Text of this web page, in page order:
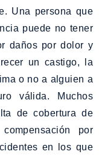
Una persona que
puede no tener
daños por dolor y
un castigo, la
o no a alguien a
válida. Muchos
de cobertura de
por
en los que